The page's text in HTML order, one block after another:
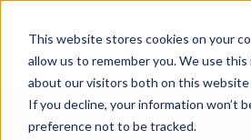
This website stores cookies on your
allow us to remember you. We use
about our visitors both on this website
If you decline, your information won’t
preference not to be tracked.